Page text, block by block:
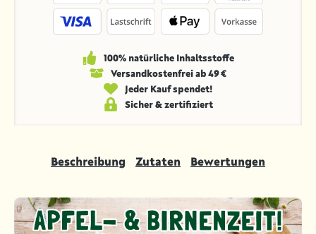
100% natürliche Inhaltsstoffe
Versandkosten­frei ab 49 €
Jeder Kauf spendet!
Sicher & zertifiziert
Beschreibung Zutaten Bewertungen